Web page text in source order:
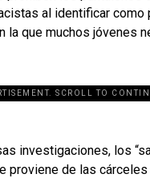
al identificar como
la que muchos jóvenes
SCROLL TO
investigaciones, los
proviene de las